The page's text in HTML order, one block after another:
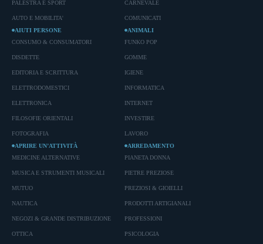
PALESTRA E SPORT
AUTO E MOBILITA'
CARNEVALE
COMUNICATI
AIUTI PERSONE
CONSUMO & CONSUMATORI
DISDETTE
EDITORIA E SCRITTURA
ELETTRODOMESTICI
ELETTRONICA
FILOSOFIE ORIENTALI
FOTOGRAFIA
ANIMALI
FUNKO POP
GOMME
IGIENE
INFORMATICA
INTERNET
INVESTIRE
LAVORO
APRIRE UN’ATTIVITÀ
MEDICINE ALTERNATIVE
MUSICA E STRUMENTI MUSICALI
MUTUO
NAUTICA
NEGOZI & GRANDE DISTRIBUZIONE
OTTICA
ARREDAMENTO
PIANETA DONNA
PIETRE PREZIOSE
PREZIOSI & GIOIELLI
PRODOTTI ARTIGIANALI
PROFESSIONI
PSICOLOGIA